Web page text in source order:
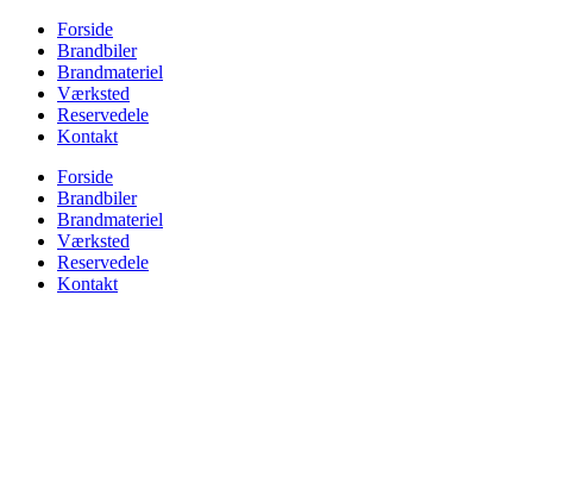
Forside
Brandbiler
Brandmateriel
Værksted
Reservedele
Kontakt
Forside
Brandbiler
Brandmateriel
Værksted
Reservedele
Kontakt